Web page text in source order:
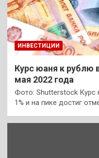
ИНВЕСТИЦИИ
Курс юаня к рублю
мая 2022 года
Фото: Shutterstock
1% и на пике достиг